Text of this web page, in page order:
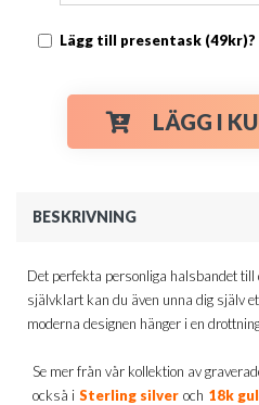
Lägg till presentask (49kr)?
LÄGG I
BESKRIVNING
Det perfekta personliga halsbandet
självklart kan du även unna dig själv
moderna designen hänger i en
Se mer från vår kollektion av
också i Sterling silver och 18k